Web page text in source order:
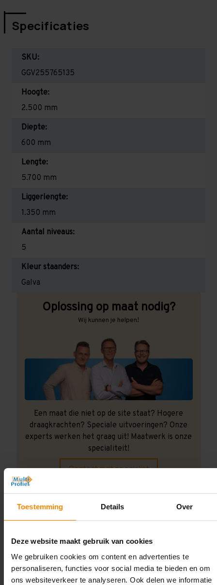
Toestemming Details Over
Deze website maakt gebruik van cookies
We gebruiken cookies om content en advertenties te
personaliseren, functies voor social media te bieden en om
ons websiteverkeer te analyseren. Ook delen we informatie
Specificaties
SKU:
GGV255765135
Hoogte:
2.500 mm
Diepte:
600 mm
Lengte:
5.700 mm
Liggerlengte:
1.350 mm
Aantal niveaus:
5
Kleur staanders:
Galva
Oplossing op maat nodig?
Wij kunnen je helpen!
Een maat die niet op de site staat? Hogere
draagkrachten? Speciale uitvoeringen? Onze
experts werken het graag uit! Maatwerk is onze
specialiteit!
Contact met specialist
Montage uitbesteden?